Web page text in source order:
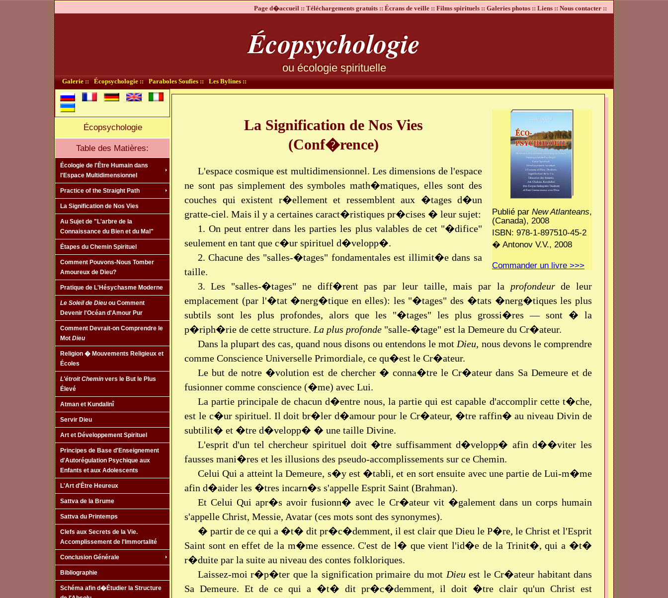
Page d�accueil :: Téléchargements gratuits :: Écrans de veille :: Films spirituels :: Galeries photos :: Liens :: Nous contacter ::
Écopsychologie
ou écologie spirituelle
Galerie :: Écopsychologie :: Paraboles Soufies :: Les Bylines ::
Écopsychologie
Table des Matières:
Écologie de l'Être Humain dans
l'Espace Multidimensionnel
Practice of the Straight Path
La Signification de Nos Vies
Au Sujet de "L'arbre de la
Connaissance du Bien et du Mal"
Étapes du Chemin Spirituel
Comment Pouvons-Nous Tomber
Amoureux de Dieu?
Pratique de L'Hésychasme Moderne
Le Soleil de Dieu ou Comment
Devenir l'Océan d'Amour Pur
Comment Devrait-on Comprendre le
Mot Dieu
Religion � Mouvements Religieux et
Écoles
L'étroit Chemin vers le But le Plus
Élevé
Atman et Kundalinî
Servir Dieu
Art et Développement Spirituel
Principes de Base d'Enseignement
d'Autorégulation Psychique aux
Enfants et aux Adolescents
L'Art d'Être Heureux
Sattva de la Brume
Sattva du Printemps
Clefs aux Secrets de la Vie.
Accomplissement de l'Immortalité
Conclusion Générale
Bibliographie
Schéma afin d�Étudier la Structure
Publié par New Atlanteans,
(Canada), 2008
ISBN: 978-1-897510-45-2
� Antonov V.V., 2008
Commander un livre >>>
La Signification de Nos Vies
(Conf�rence)
L'espace cosmique est multidimensionnel. Les dimensions de l'espace
ne sont pas simplement des symboles math�matiques, elles sont des
couches qui existent r�ellement et ressemblent aux �tages d�un
gratte-ciel. Mais il y a certaines caract�ristiques pr�cises � leur sujet:
1. On peut entrer dans les parties les plus valables de cet "�difice"
seulement en tant que c�ur spirituel d�velopp�.
2. Chacune des "salles-�tages" fondamentales est illimit�e dans sa
taille.
3. Les "salles-�tages" ne diff�rent pas par leur taille, mais par la profondeurde leur
emplacement (par l'�tat �nerg�tique en elles): les "�tages" des �tats �nerg�tiques les plus
subtils sont les plus profondes, alors que les "�tages" les plus grossi�res — sont � la
p�riph�rie de cette structure. La plus profonde "salle-�tage" est la Demeure du Cr�ateur.
Dans la plupart des cas, quand nous disons ou entendons le mot Dieu, nous devons le comprendre
comme Conscience Universelle Primordiale, ce qu�est le Cr�ateur.
Le but de notre �volution est de chercher � conna�tre le Cr�ateur dans Sa Demeure et de
fusionner comme conscience (�me) avec Lui.
La partie principale de chacun d�entre nous, la partie qui est capable d'accomplir cette t�che,
est le c�ur spirituel. Il doit br�ler d�amour pour le Cr�ateur, �tre raffin� au niveau Divin de
subtilit� et �tre d�velopp� � une taille Divine.
L'esprit d'un tel chercheur spirituel doit �tre suffisamment d�velopp� afin d��viter les
fausses mani�res et les illusions des pseudo-accomplissements sur ce Chemin.
Celui Qui a atteint la Demeure, s�y est �tabli, et en sort ensuite avec une partie de Lui-m�me
afin d�aider les �tres incarn�s s'appelle Esprit Saint (Brahman).
Et Celui Qui apr�s avoir fusionn� avec le Cr�ateur vit �galement dans un corps humain
s'appelle Christ, Messie, Avatar (ces mots sont des synonymes).
� partir de ce qui a �t� dit pr�c�demment, il est clair que Dieu le P�re, le Christ et l'Esprit
Saint sont en effet de la m�me essence. C'est de l� que vient l'id�e de la Trinit�, qui a �t�
r�duite par la suite au niveau des contes folkloriques.
Laissez-moi r�p�ter que la signification primaire du mot Dieuest le Cr�ateur habitant dans
Sa Demeure. Et de ce qui a �t� dit pr�c�demment, il doit �tre clair qu'un Christ est